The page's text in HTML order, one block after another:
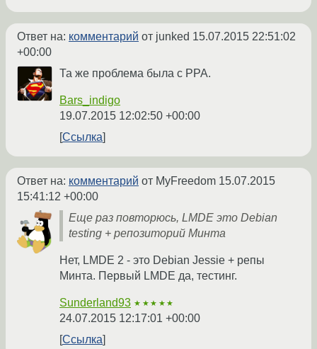
Ответ на: комментарий от junked 15.07.2015 22:51:02
+00:00
Та же проблема была с РРА.
Bars_indigo
19.07.2015 12:02:50 +00:00
Ссылка
Ответ на: комментарий от MyFreedom 15.07.2015
15:41:12 +00:00
Еще раз повторюсь, LMDE это Debian
testing + репозиторий Минта
Нет, LMDE 2 - это Debian Jessie + репы
Минта. Первый LMDE да, тестинг.
Sunderland93 ★★★★★
24.07.2015 12:17:01 +00:00
Ссылка